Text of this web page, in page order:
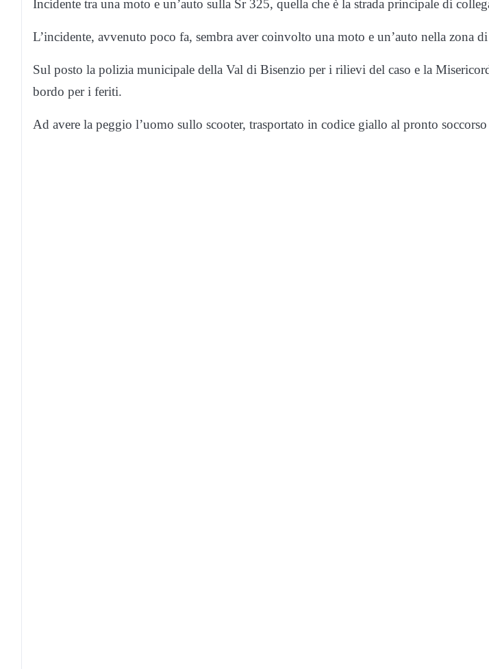
Incidente tra una moto e un’auto sulla Sr 325, quella che è la strada principale di
L’incidente, avvenuto poco fa, sembra aver coinvolto una moto e un’auto nella zona
Sul posto la polizia municipale della Val di Bisenzio per i rilievi del caso e la
bordo per i feriti.
Ad avere la peggio l’uomo sullo scooter, trasportato in codice giallo al pronto